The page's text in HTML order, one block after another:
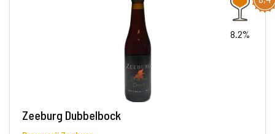
8.2%
Zeeburg Dubbelbock